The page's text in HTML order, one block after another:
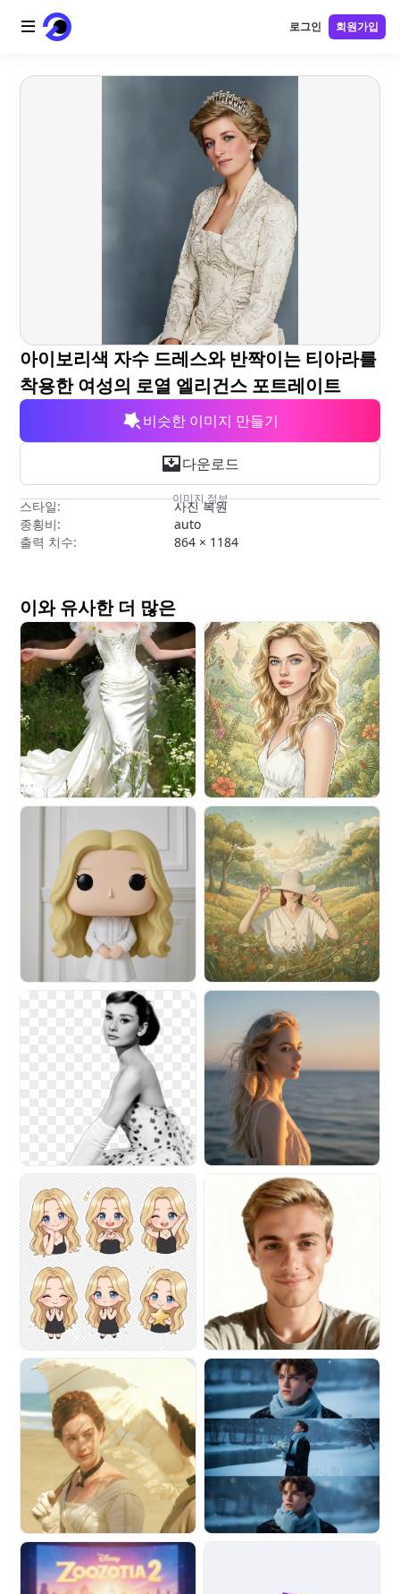
홈
블로그
무료 도구
로그인 회원가입
아이보리색 자수 드레스와 반짝이는 티아라를
착용한 여성의 로열 엘리건스 포트레이트
비슷한 이미지 만들기
다운로드
이미지 정보
스타일:
사진 복원
종횡비:
auto
출력 치수:
864 × 1184
이와 유사한 더 많은